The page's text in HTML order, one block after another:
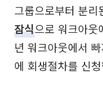
그룹으로부터 분
잠식으로 워크아
년 워크아웃에서
에 회생절차를 신